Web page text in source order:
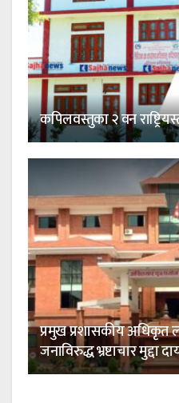
कपिलवस्तुका २ वन
प्रमुख प्रशासकीय अधिकृत
जनाविरुद्ध भ्रष्टाचार मुद्दा